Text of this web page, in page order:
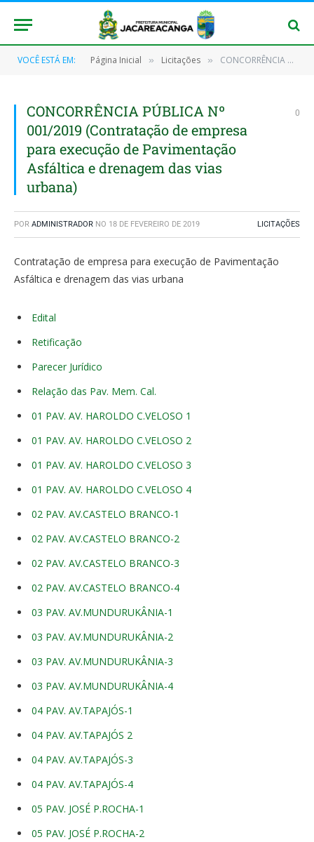
VOCÊ ESTÁ EM: Página Inicial » Licitações » CONCORRÊNCIA PÚBLICA Nº 001/2019 (Contratação de empresa para execução de Pavimentação Asfáltica e drenagem das vias urbana)
CONCORRÊNCIA PÚBLICA Nº
001/2019 (Contratação de empresa
para execução de Pavimentação
Asfáltica e drenagem das vias
urbana)
0
POR ADMINISTRADOR NO 18 DE FEVEREIRO DE 2019 LICITAÇÕES
Contratação de empresa para execução de Pavimentação
Asfáltica e drenagem das vias urbana
Edital
Retificação
Parecer Jurídico
Relação das Pav. Mem. Cal.
01 PAV. AV. HAROLDO C.VELOSO 1
01 PAV. AV. HAROLDO C.VELOSO 2
01 PAV. AV. HAROLDO C.VELOSO 3
01 PAV. AV. HAROLDO C.VELOSO 4
02 PAV. AV.CASTELO BRANCO-1
02 PAV. AV.CASTELO BRANCO-2
02 PAV. AV.CASTELO BRANCO-3
02 PAV. AV.CASTELO BRANCO-4
03 PAV. AV.MUNDURUKÂNIA-1
03 PAV. AV.MUNDURUKÂNIA-2
03 PAV. AV.MUNDURUKÂNIA-3
03 PAV. AV.MUNDURUKÂNIA-4
04 PAV. AV.TAPAJÓS-1
04 PAV. AV.TAPAJÓS 2
04 PAV. AV.TAPAJÓS-3
04 PAV. AV.TAPAJÓS-4
05 PAV. JOSÉ P.ROCHA-1
05 PAV. JOSÉ P.ROCHA-2